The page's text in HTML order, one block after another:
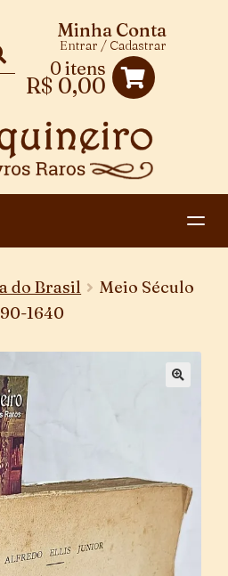
0 itens
R$ 0,00
Minha Conta
Entrar / Cadastrar
CONTATO
do Brasil
Meio Século
1640